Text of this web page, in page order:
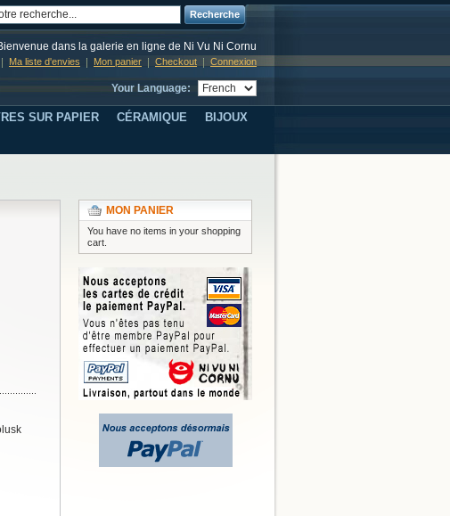
Recherche
dans la galerie en ligne de Ni Vu Ni Cornu
Ma liste d'envies Mon panier Checkout Connexion
Your Language:
SUR PAPIER CÉRAMIQUE
BIJOUX
MON PANIER
You have no items in your shopping
cart.